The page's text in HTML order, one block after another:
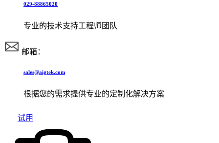
029-88865020
专业的技术支持工程师团队
邮箱：
sales@aigtek.com
根据您的需求提供专业的定制化解决方案
试用